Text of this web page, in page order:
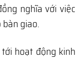
nghĩa với việc
giao.
hoạt động kinh